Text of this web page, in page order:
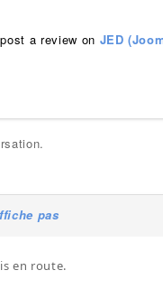
a review on JED
pas
en route.